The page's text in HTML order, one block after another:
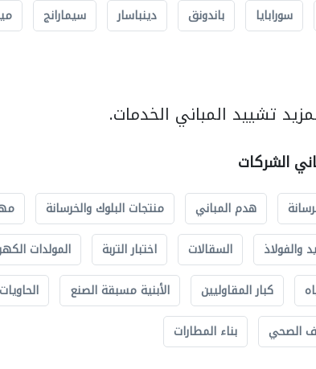
سورابايا باندونق دينباسار سيمارانج
تشييد المباني الخدمات.
الشركات
هدم المباني منتجات البلوك والخرسانة
والفولاذ
السقالات اختبار التربة المولدات
كبار المقاوليين الأبنية مسبقة الصنع الحاويات
الصحي
بناء المطارات